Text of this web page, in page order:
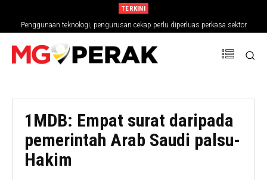
TERKINI
Penggunaan teknologi, pengurusan cekap perlu diperluas perkasa sektor
pertanian
1MDB: Empat surat daripada
pemerintah Arab Saudi palsu-
Hakim